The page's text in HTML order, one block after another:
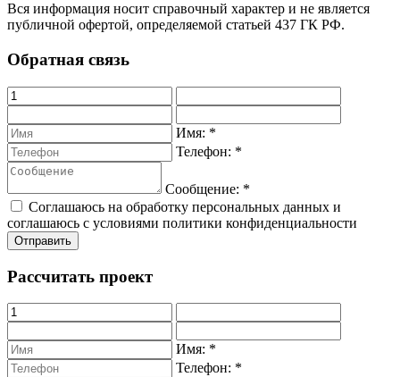
Вся информация носит справочный характер и не является
публичной офертой, определяемой статьей 437 ГК РФ.
Обратная связь
Имя: *
Телефон: *
Сообщение: *
Соглашаюсь на обработку персональных данных и
соглашаюсь с условиями политики конфиденциальности
Рассчитать проект
Имя: *
Телефон: *